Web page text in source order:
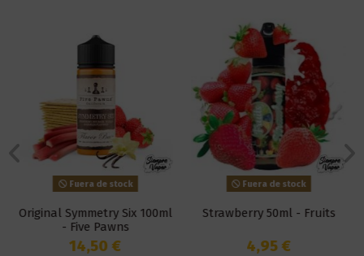
Fuera de stock
Original Symmetry Six 100ml
- Five Pawns
14,50 €
Fuera de stock
Strawberry 50ml - Fruits
4,95 €